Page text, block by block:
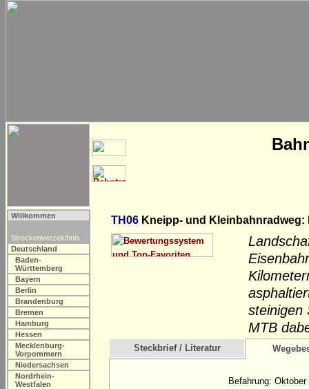
Willkommen
Streckenverzeichnis
Deutschland
Baden-
Württemberg
Bayern
Berlin
Brandenburg
Bremen
Hamburg
Hessen
Mecklenburg-
Vorpommern
Niedersachsen
Nordrhein-
Westfalen
TH06 Kneipp- und
steinigen
MTB
Steckbrief / Literatur
Befahrung: